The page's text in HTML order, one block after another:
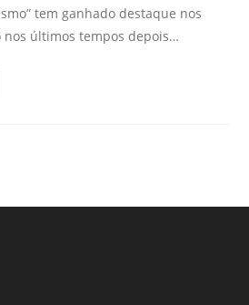
tem ganhado destaque nos
nos últimos tempos depois…